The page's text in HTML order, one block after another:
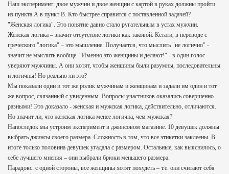
Наш эксперимент: двое мужчин и двое женщин с картой в руках должны пройти
из пункта А в пункт В. Кто быстрее справится с поставленной задачей?
"Женская логика". Это понятие давно стало ругательным в устах мужчин.
Женская логика – значит отсутствие логики как таковой. Кстати, в переводе с
греческого "логика" – это мышление. Получается, что мыслить "не логично" -
значит не мыслить вообще. "Именно это женщины и делают!" - в один голос
уверяют мужчины. А они хотят, чтобы женщины были разумны, последовательны
и логичны! Но реально ли это?
Мы показали один и тот же ролик мужчинам и женщинам и задали им один и тот
же вопрос, связанный с увиденным. Вопросы участников оказались совершенно
разными! Это доказало - женская и мужская логика, действительно, отличаются.
Но значит ли, что женская логика менее логична, чем мужская?
Напоследок мы устроим эксперимент в джинсовом магазине. 10 девушек должны
выбрать джинсы своего размера. Сложность в том, что все этикетки заклеены. В
итоге только половина девушек угадала с размером. Остальные, как выяснилось, о
себе лучшего мнения – они выбрали брюки меньшего размера.
Парадокс: с одной стороны, все женщины хотят похудеть – т.е. они считают себя